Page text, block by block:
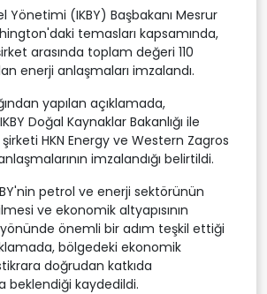
Yönetimi (IKBY) Başbakanı Mesrur
temasları kapsamında,
arasında toplam değeri 110
enerji anlaşmaları imzalandı.
yapılan açıklamada,
Doğal Kaynaklar Bakanlığı ile
HKN Energy ve Western Zagros
imzalandığı belirtildi.
petrol ve enerji sektörünün
ve ekonomik altyapısının
önemli bir adım teşkil ettiği
bölgedeki ekonomik
doğrudan katkıda
beklendiği kaydedildi.